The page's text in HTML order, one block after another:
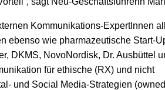
Kommunikations-ExpertInnen
ebenso wie pharmazeutische Start-
DKMS, NovoNordisk, Dr. Ausbüttel
für ethische (RX) und nicht
und Social Media-Strategien